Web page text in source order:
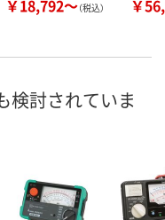
￥18,792～（税込） ￥
検討されていま